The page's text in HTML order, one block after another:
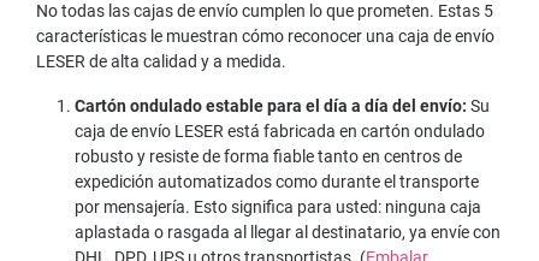
No todas las cajas de envío cumplen lo que prometen. Estas 5
características le muestran cómo reconocer una caja de envío
LESER de alta calidad y a medida.
Cartón ondulado estable para el día a día del envío: Su
caja de envío LESER está fabricada en cartón ondulado
robusto y resiste de forma fiable tanto en centros de
expedición automatizados como durante el transporte
por mensajería. Esto significa para usted: ninguna caja
aplastada o rasgada al llegar al destinatario, ya envíe con